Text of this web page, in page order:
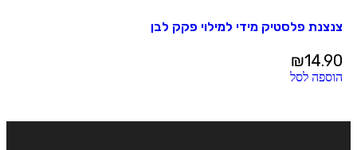
צנצנת פלסטיק מידי למילוי פקק לבן
₪14.90
הוספה לסל